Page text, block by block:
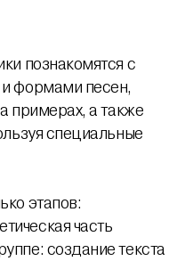
познакомятся с
формами песен,
примерах, а также
специальные
этапов:
часть
создание текста